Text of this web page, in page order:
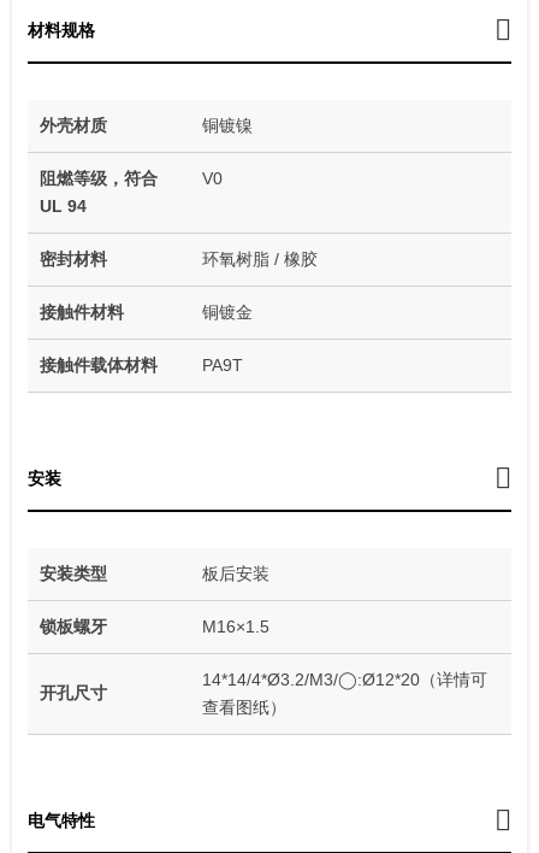
材料规格
外壳材质 铜镀镍
阻燃等级，符合
UL 94
V0
密封材料 环氧树脂 / 橡胶
接触件材料 铜镀金
接触件载体材料 PA9T
安装
安装类型 板后安装
锁板螺牙 M16×1.5
开孔尺寸
14*14/4*Ø3.2/M3/◯:Ø12*20（详情可
查看图纸）
电气特性